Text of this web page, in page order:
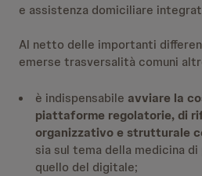
e assistenza domiciliare
Al netto delle importanti
emerse trasversalità comuni
è indispensabile avviare la
piattaforme regolatorie, di
organizzativo e strutturale
sia sul tema della medicina
quello del digitale;